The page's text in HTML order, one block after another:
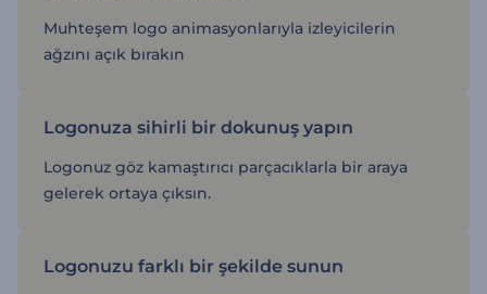
Muhteşem logo animasyonlarıyla izleyicilerin
ağzını açık bırakın
Logonuza sihirli bir dokunuş yapın
Logonuz göz kamaştırıcı parçacıklarla bir araya
gelerek ortaya çıksın.
Logonuzu farklı bir şekilde sunun